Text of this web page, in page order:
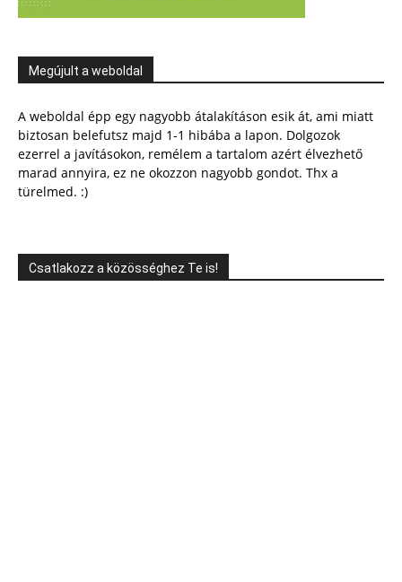
Megújult a weboldal
A weboldal épp egy nagyobb átalakításon esik át, ami miatt
biztosan belefutsz majd 1-1 hibába a lapon. Dolgozok
ezerrel a javításokon, remélem a tartalom azért élvezhető
marad annyira, ez ne okozzon nagyobb gondot. Thx a
türelmed. :)
Csatlakozz a közösséghez Te is!